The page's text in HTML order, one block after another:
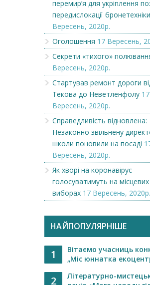
перемир’я для укріплення
передислокації бронетехніки
Вересень, 2020р.
Оголошення 17 Вересень,
Секрети «тихого»
Вересень, 2020р.
Стартував ремонт дороги
Текова до Неветленфолу 17
Вересень, 2020р.
Справедливість відновлена:
Незаконно звільнену
школи поновили на посаді
Вересень, 2020р.
Як хворі на коронавірус
голосуватимуть на місцевих
виборах 17 Вересень, 2020р.
НАЙПОПУЛЯРНІШЕ
1
Вітаємо учасниць
„Міс юннатка
2
Літературно-